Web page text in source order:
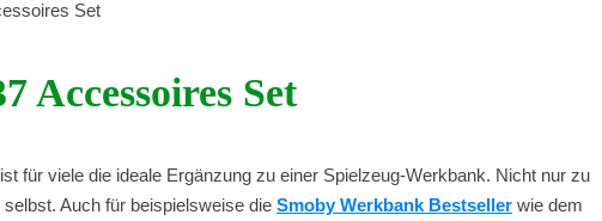
Set
Accessoires Set
ist für viele die ideale Ergänzung zu einer Spielzeug-Werkbank. Nicht nur zu
Auch für beispielsweise die Smoby Werkbank Bestseller wie dem